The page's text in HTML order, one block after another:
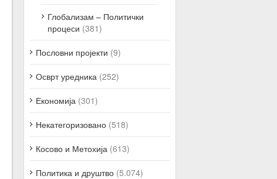
Глобализам – Политички
процеси (381)
Пословни пројекти (9)
Осврт уредника (252)
Економија (301)
Некатегоризовано (518)
Косово и Метохија (613)
Политика и друштво (5.074)